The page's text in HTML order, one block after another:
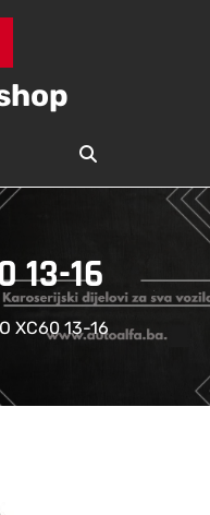
13-16
XC60 13-16